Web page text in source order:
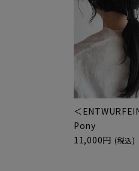
＜
Pony
11,000円 (税込)